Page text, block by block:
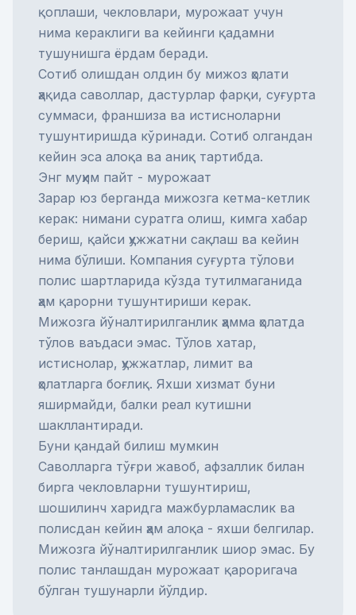
қоплаши, чекловлари, мурожаат учун
нима кераклиги ва кейинги қадамни
тушунишга ёрдам беради.
Сотиб олишдан олдин бу мижоз ҳолати
ҳақида саволлар, дастурлар фарқи, суғурта
суммаси, франшиза ва истисноларни
тушунтиришда кўринади. Сотиб олгандан
кейин эса алоқа ва аниқ тартибда.
Энг муҳим пайт - мурожаат
Зарар юз берганда мижозга кетма-кетлик
керак: нимани суратга олиш, кимга хабар
бериш, қайси ҳужжатни сақлаш ва кейин
нима бўлиши. Компания суғурта тўлови
полис шартларида кўзда тутилмаганида
ҳам қарорни тушунтириши керак.
Мижозга йўналтирилганлик ҳамма ҳолатда
тўлов ваъдаси эмас. Тўлов хатар,
истиснолар, ҳужжатлар, лимит ва
ҳолатларга боғлиқ. Яхши хизмат буни
яширмайди, балки реал кутишни
шакллантиради.
Буни қандай билиш мумкин
Саволларга тўғри жавоб, афзаллик билан
бирга чекловларни тушунтириш,
шошилинч харидга мажбурламаслик ва
полисдан кейин ҳам алоқа - яхши белгилар.
Мижозга йўналтирилганлик шиор эмас. Бу
полис танлашдан мурожаат қароригача
бўлган тушунарли йўлдир.